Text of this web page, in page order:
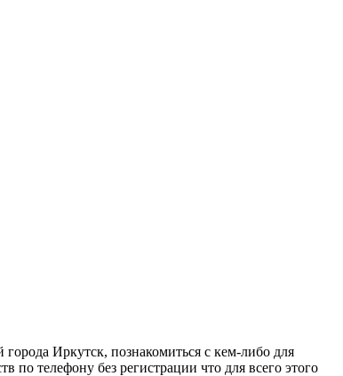
Иркутск, познакомиться с кем-либо для
по телефону без регистрации что для всего этого